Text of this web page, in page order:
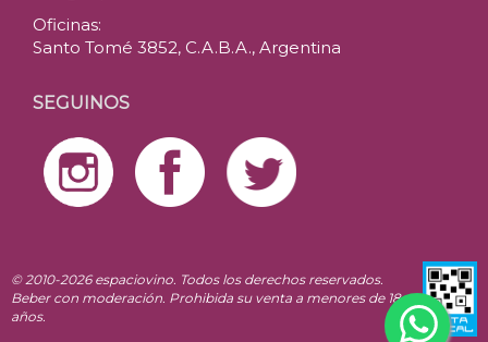
Oficinas:
Santo Tomé 3852, C.A.B.A., Argentina
SEGUINOS
© 2010-2026 espaciovino. Todos los derechos reservados.
Beber con moderación. Prohibida su venta a menores de 18
años.